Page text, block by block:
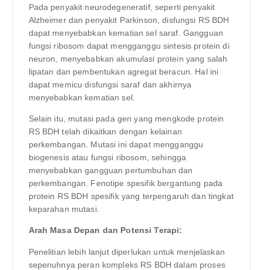
Pada penyakit neurodegeneratif, seperti penyakit
Alzheimer dan penyakit Parkinson, disfungsi RS BDH
dapat menyebabkan kematian sel saraf. Gangguan
fungsi ribosom dapat mengganggu sintesis protein di
neuron, menyebabkan akumulasi protein yang salah
lipatan dan pembentukan agregat beracun. Hal ini
dapat memicu disfungsi saraf dan akhirnya
menyebabkan kematian sel.
Selain itu, mutasi pada gen yang mengkode protein
RS BDH telah dikaitkan dengan kelainan
perkembangan. Mutasi ini dapat mengganggu
biogenesis atau fungsi ribosom, sehingga
menyebabkan gangguan pertumbuhan dan
perkembangan. Fenotipe spesifik bergantung pada
protein RS BDH spesifik yang terpengaruh dan tingkat
keparahan mutasi.
Arah Masa Depan dan Potensi Terapi:
Penelitian lebih lanjut diperlukan untuk menjelaskan
sepenuhnya peran kompleks RS BDH dalam proses